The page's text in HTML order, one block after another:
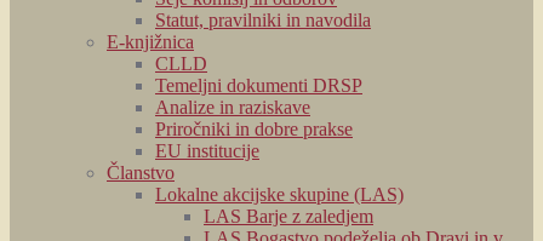
Statut, pravilniki in navodila
E-knjižnica
CLLD
Temeljni dokumenti DRSP
Analize in raziskave
Priročniki in dobre prakse
EU institucije
Članstvo
Lokalne akcijske skupine (LAS)
LAS Barje z zaledjem